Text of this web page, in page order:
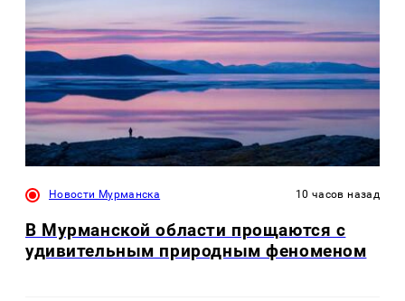
Новости Мурманска 10 часов назад
В Мурманской области прощаются с
удивительным природным феноменом